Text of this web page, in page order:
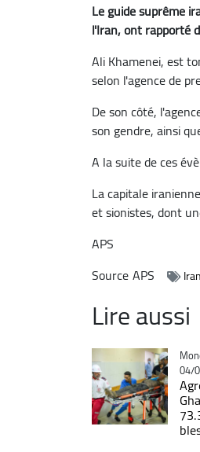
Le guide suprême
l'Iran, ont rapporté
Ali Khamenei, est
selon l'agence de
De son côté,
son gendre, ainsi
A la suite de ces
La capitale
et sionistes, dont
APS
SourceAPS Iran
Lire aussi
04/